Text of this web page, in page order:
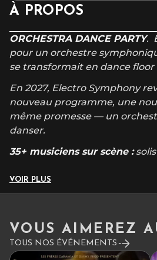
Placement assis numéroté
À PROPOS
ORCHESTRA DANCE PARTY.
pour un orchestre
se transformait en dance floor
En 2027, Electro Symphony
nouveau programme, une
même promesse — un
danser.
35+ musiciens sur scène :
VOIR PLUS
VOUS AIMEREZ
TOUS NOS ÉVÉNEMENTS